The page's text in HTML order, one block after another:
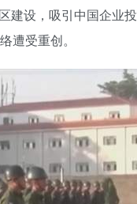
设，吸引中国企业
遭受重创。